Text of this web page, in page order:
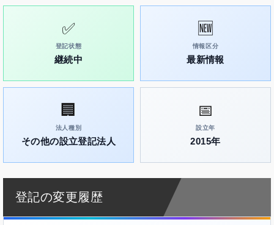
✅
登記状態
継続中
🆕
情報区分
最新情報
🏢
法人種別
その他の設立登記法人
📅
設立年
2015年
登記の変更履歴